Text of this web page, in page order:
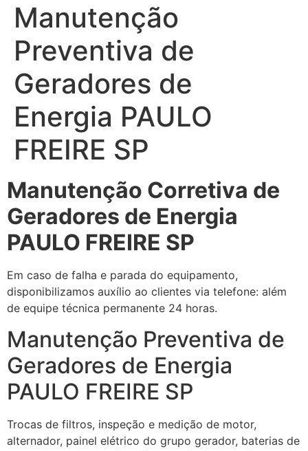
Manutenção
Preventiva de
Geradores de
Energia PAULO
FREIRE SP
Manutenção Corretiva de
Geradores de Energia
PAULO FREIRE SP
Em caso de falha e parada do equipamento,
disponibilizamos auxílio ao clientes via telefone: além
de equipe técnica permanente 24 horas.
Manutenção Preventiva de
Geradores de Energia
PAULO FREIRE SP
Trocas de filtros, inspeção e medição de motor,
alternador, painel elétrico do grupo gerador, baterias de